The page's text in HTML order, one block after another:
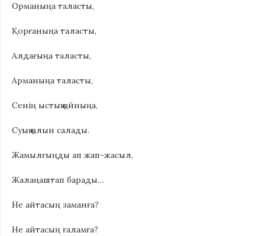
Орманыңа таласты,
Қорғаныңа таласты,
Алдағыңа таласты,
Арманыңа таласты,
Сенің ыстық қойныңа,
Суық қолын салады.
Жамылғыңды ап жап-жасыл,
Жалаңаштап барады…
Не айтасың заманға?
Не айтасың ғаламға?